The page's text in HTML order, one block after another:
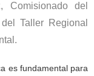
Comisionado del
Taller Regional
es fundamental para